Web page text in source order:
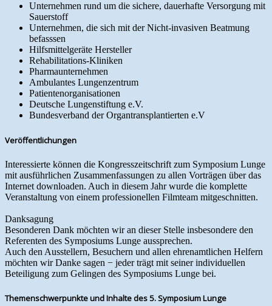
Unternehmen rund um die sichere, dauerhafte Versorgung mit
Sauerstoff
Unternehmen, die sich mit der Nicht-invasiven Beatmung
befasssen
Hilfsmittelgeräte Hersteller
Rehabilitations-Kliniken
Pharmaunternehmen
Ambulantes Lungenzentrum
Patientenorganisationen
Deutsche Lungenstiftung e.V.
Bundesverband der Organtransplantierten e.V
Veröffentlichungen
Interessierte können die Kongresszeitschrift zum Symposium Lunge
mit ausführlichen Zusammenfassungen zu allen Vorträgen über das
Internet downloaden. Auch in diesem Jahr wurde die komplette
Veranstaltung von einem professionellen Filmteam mitgeschnitten.
Danksagung
Besonderen Dank möchten wir an dieser Stelle insbesondere den
Referenten des Symposiums Lunge aussprechen.
Auch den Ausstellern, Besuchern und allen ehrenamtlichen Helfern
möchten wir Danke sagen − jeder trägt mit seiner individuellen
Beteiligung zum Gelingen des Symposiums Lunge bei.
Themenschwerpunkte und Inhalte des 5. Symposium Lunge